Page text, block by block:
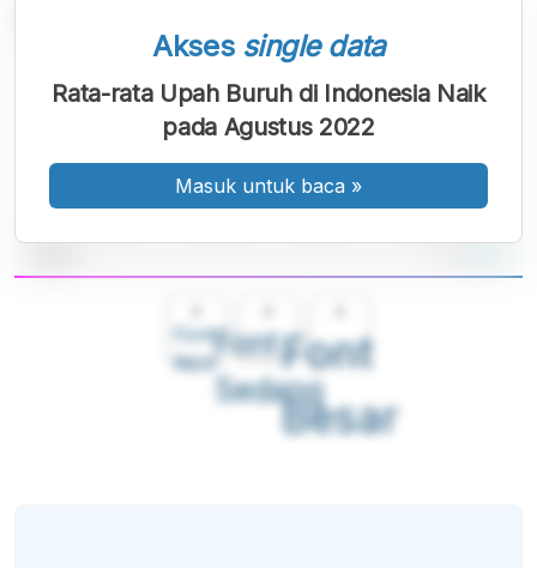
Font
Kecil
Font
Sedang
Font
Besar
Akses single data
Rata-rata Upah Buruh di Indonesia Naik
pada Agustus 2022
Masuk untuk baca »